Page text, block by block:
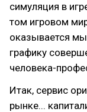
симуляция в
том игровом
оказывается
графику
человека-
Итак, сервис
рынке...